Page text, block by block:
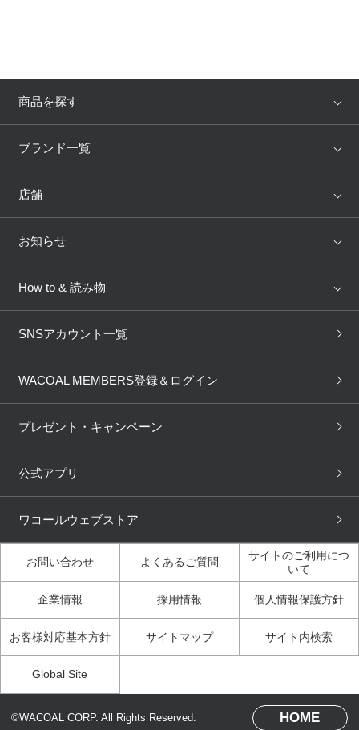
商品を探す
アイテム
トピックス
ブランド一覧
WACOAL
AMPHI une nana cool
OUR WACOAL
WACOAL Remamma Mens Innerwear
Licensed Brands
店舗
店舗を探す
ブラ無料診断
3Dボディスキャン
お知らせ
新着情報
商品回収
ニュース＆トピックス
How to & 読み物
下着の基礎知識
ブラパン ワコールスタイル
大人の工場見学inベトナム
人間科学研究開発センター見
学
ガイド（マンガ）
3Dボディスキャン体験（マ
SNSアカウント一覧
WACOAL MEMBERS登録＆ログイン
プレゼント・キャンペーン
公式アプリ
ワコールウェブストア
お問い合わせ よくあるご質問
サイトのご利用につ
いて
企業情報 採用情報 個人情報保護方針
お客様対応基本方針 サイトマップ サイト内検索
Global Site
©WACOAL CORP. All Rights Reserved. HOME